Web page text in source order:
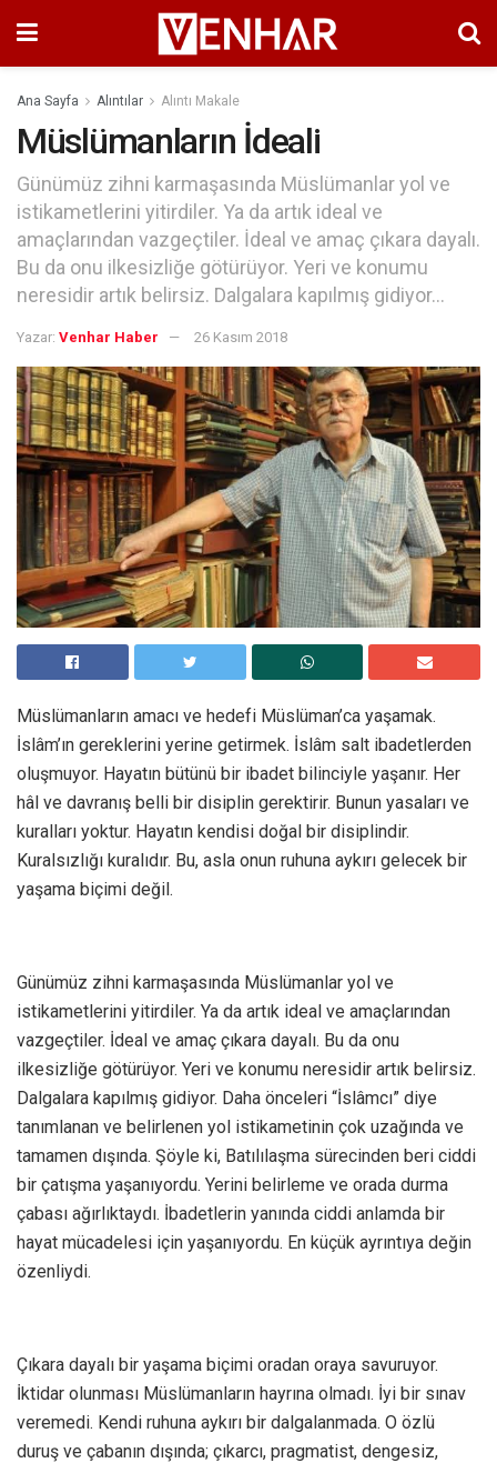
Ana Sayfa Alıntılar Alıntı Makale
Müslümanların İdeali
Günümüz zihni karmaşasında Müslümanlar yol ve
istikametlerini yitirdiler. Ya da artık ideal ve
amaçlarından vazgeçtiler. İdeal ve amaç çıkara dayalı.
Bu da onu ilkesizliğe götürüyor. Yeri ve konumu
neresidir artık belirsiz. Dalgalara kapılmış gidiyor...
Yazar: Venhar Haber 26 Kasım 2018
Müslümanların amacı ve hedefi Müslüman’ca yaşamak.
İslâm’ın gereklerini yerine getirmek. İslâm salt ibadetlerden
oluşmuyor. Hayatın bütünü bir ibadet bilinciyle yaşanır. Her
hâl ve davranış belli bir disiplin gerektirir. Bunun yasaları ve
kuralları yoktur. Hayatın kendisi doğal bir disiplindir.
Kuralsızlığı kuralıdır. Bu, asla onun ruhuna aykırı gelecek bir
yaşama biçimi değil.
Günümüz zihni karmaşasında Müslümanlar yol ve
istikametlerini yitirdiler. Ya da artık ideal ve amaçlarından
vazgeçtiler. İdeal ve amaç çıkara dayalı. Bu da onu
ilkesizliğe götürüyor. Yeri ve konumu neresidir artık belirsiz.
Dalgalara kapılmış gidiyor. Daha önceleri “İslâmcı” diye
tanımlanan ve belirlenen yol istikametinin çok uzağında ve
tamamen dışında. Şöyle ki, Batılılaşma sürecinden beri ciddi
bir çatışma yaşanıyordu. Yerini belirleme ve orada durma
çabası ağırlıktaydı. İbadetlerin yanında ciddi anlamda bir
hayat mücadelesi için yaşanıyordu. En küçük ayrıntıya değin
özenliydi.
Çıkara dayalı bir yaşama biçimi oradan oraya savuruyor.
İktidar olunması Müslümanların hayrına olmadı. İyi bir sınav
veremedi. Kendi ruhuna aykırı bir dalgalanmada. O özlü
duruş ve çabanın dışında; çıkarcı, pragmatist, dengesiz,